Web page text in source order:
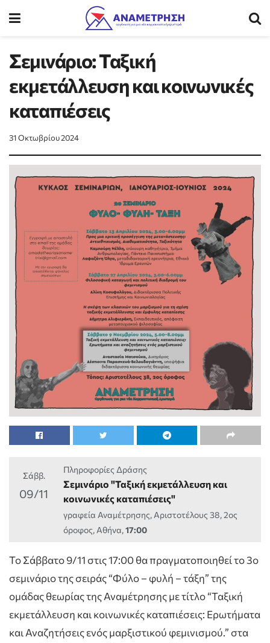
Σεμινάριο: Ταξική
εκμετάλλευση και κοινωνικές
καταπιέσεις
31 Οκτωβρίου 2024
Πληροφορίες Δράσης
Σάββ.
09/11
Σεμινάριο "Ταξική εκμετάλλευση και
κοινωνικές καταπιέσεις"
γραφεία Αναμέτρησης, Αριστοτέλους 38, 2ος
όροφος, Αθήνα,17:00
Το Σάββατο 9/11 στις 17:00 θα πραγματοποιηθεί το 3ο
σεμινάριο της σειράς “Φύλο – φυλή – τάξη” της
ομάδας θεωρίας της Αναμέτρησης με τίτλο “Ταξική
εκμετάλλευση και κοινωνικές καταπιέσεις: Ερωτήματα
και Αναζητήσεις ενός μαρξιστικού φεμινισμού.” στα